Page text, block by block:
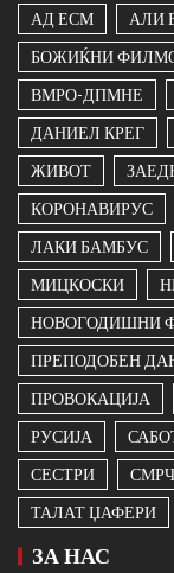
АД ЕСМ
АЛИ
БОЖИЌНИ
ВМРО-ДПМНЕ
ДАНИЕЛ КРЕГ
ЖИВОТ
КОРОНАВИРУС
ЛАКИ БАМБУС
МИЦКОСКИ
НОВОГОДИШНИ
ПРЕПОДОБЕН
ПРОВОКАЦИЈА
РУСИЈА
СЕСТРИ
ТАЛАТ ЏАФЕРИ
ЗА НАС